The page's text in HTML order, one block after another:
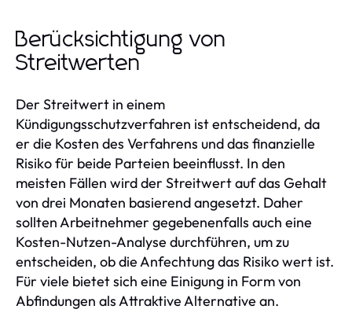
Berücksichtigung von
Streitwerten
Der Streitwert in einem
Kündigungsschutzverfahren ist entscheidend, da
er die Kosten des Verfahrens und das finanzielle
Risiko für beide Parteien beeinflusst. In den
meisten Fällen wird der Streitwert auf das Gehalt
von drei Monaten basierend angesetzt. Daher
sollten Arbeitnehmer gegebenenfalls auch eine
Kosten-Nutzen-Analyse durchführen, um zu
entscheiden, ob die Anfechtung das Risiko wert ist.
Für viele bietet sich eine Einigung in Form von
Abfindungen als Attraktive Alternative an.